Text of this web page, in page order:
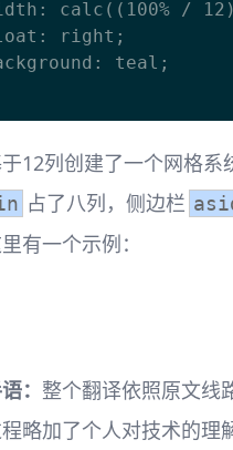
12列创建了一个网格系
占了八列，侧边栏
有一个示例：
： 整个翻译依照原文线
略加了个人对技术的理